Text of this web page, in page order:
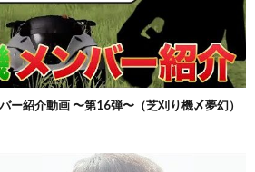
ー紹介動画 〜第16弾〜（芝刈り機〆夢幻）